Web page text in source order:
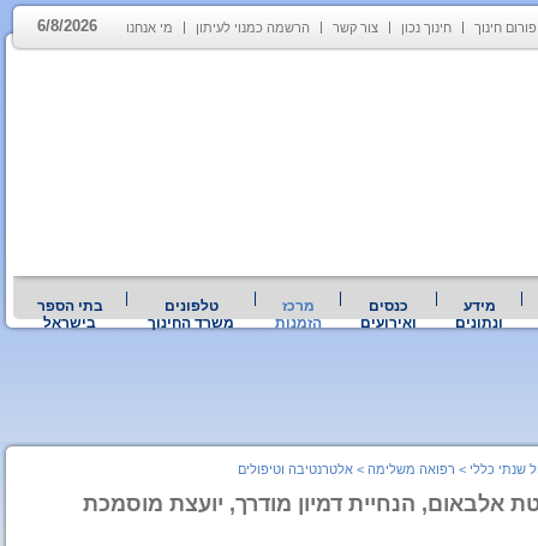
פורום חינוך חינוך נכון צור קשר הרשמה כמנוי לעיתון מי אנחנו 6/8/2026
מידע
ונתונים
כנסים
ואירועים
מרכז
הזמנות
טלפונים
משרד החינוך
בתי הספר
בישראל
שנתי כללי > רפואה משלימה > אלטרנטיבה וטיפולים
הנחיית דמיון מודרך, יועצת מוסמכת